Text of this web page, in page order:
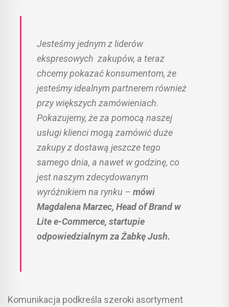
Jesteśmy jednym z liderów
ekspresowych zakupów, a teraz
chcemy pokazać konsumentom, że
jesteśmy idealnym partnerem również
przy większych zamówieniach.
Pokazujemy, że za pomocą naszej
usługi klienci mogą zamówić duże
zakupy z dostawą jeszcze tego
samego dnia, a nawet w godzinę, co
jest naszym zdecydowanym
wyróżnikiem na rynku – mówi
Magdalena Marzec, Head of Brand w
Lite e-Commerce, startupie
odpowiedzialnym za Żabkę Jush.
Komunikacja podkreśla szeroki asortyment